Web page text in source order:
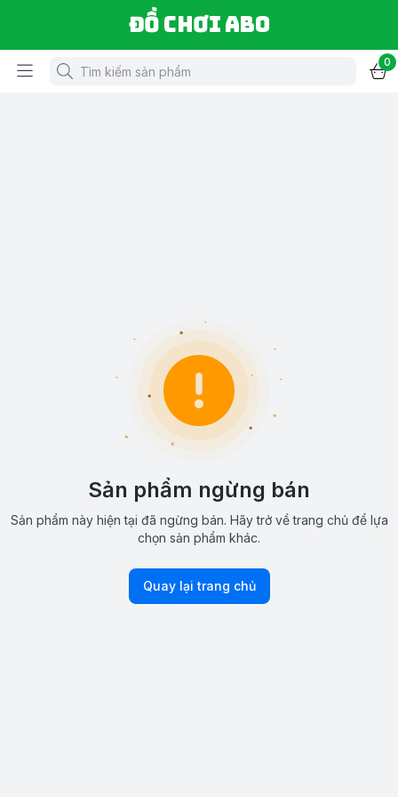
Đồ chơi ABO
0
Sản phẩm ngừng bán
Sản phẩm này hiện tại đã ngừng bán. Hãy trở về trang chủ để lựa
chọn sản phẩm khác.
Quay lại trang chủ